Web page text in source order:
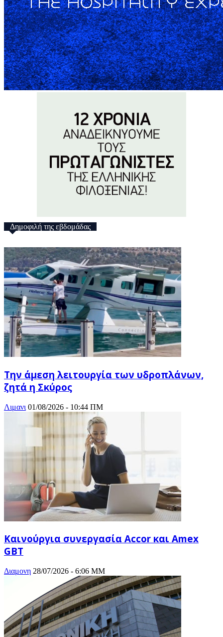
Δημοφιλή της εβδομάδας
Την άμεση λειτουργία των υδροπλάνων,
ζητά η Σκύρος
Λιμανι 01/08/2026 - 10:44 ΠΜ
Καινούργια συνεργασία Accor και Amex
GBT
Διαμονη 28/07/2026 - 6:06 ΜΜ